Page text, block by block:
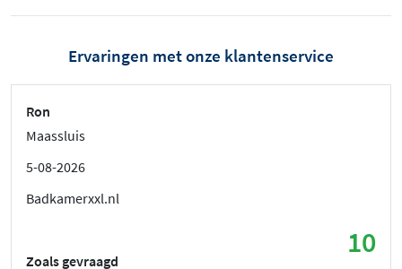
Ervaringen met onze klantenservice
Ron
Maassluis
5-08-2026
Badkamerxxl.nl
10
Zoals gevraagd